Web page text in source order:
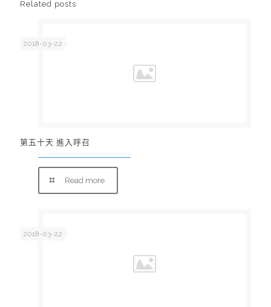
Related posts
2018-03-22
第五十天 進入呼召
Read more
2018-03-22